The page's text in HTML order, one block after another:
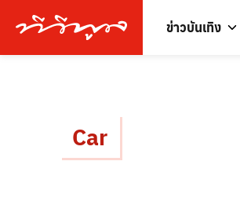
ข่าวบันเทิง
Car